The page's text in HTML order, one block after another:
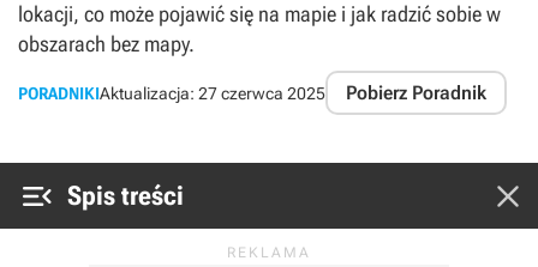
lokacji, co może pojawić się na mapie i jak radzić sobie w
obszarach bez mapy.
PORADNIKIAktualizacja: 27 czerwca 2025 Pobierz Poradnik
 Spis treści 